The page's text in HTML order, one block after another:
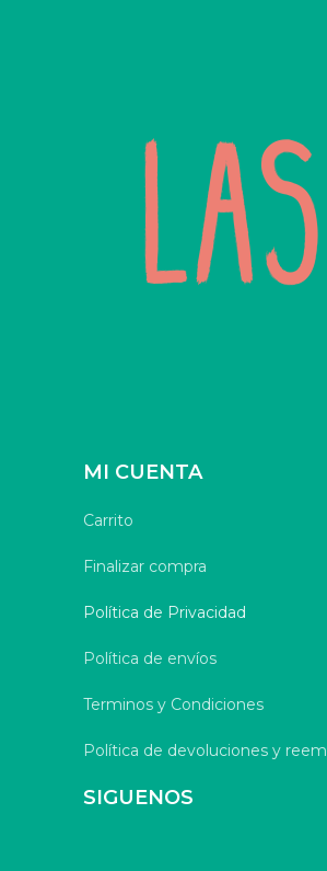
MI CUENTA
Carrito
Finalizar compra
Política de Privacidad
Política de envíos
Terminos y Condiciones
Política de devoluciones y
SIGUENOS